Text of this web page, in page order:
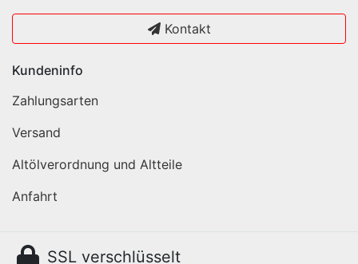
Kontakt
Kundeninfo
Zahlungsarten
Versand
Altölverordnung und Altteile
Anfahrt
SSL verschlüsselt